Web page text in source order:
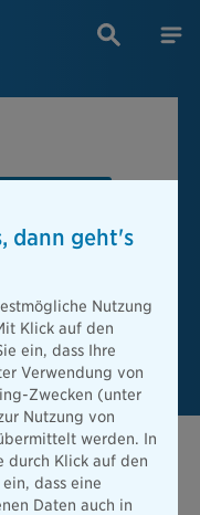
dann geht's
Nutzung
Klick auf den
ein, dass Ihre
Verwendung von
Zwecken (unter
Nutzung von
werden. In
durch Klick auf den
dass eine
Daten auch in